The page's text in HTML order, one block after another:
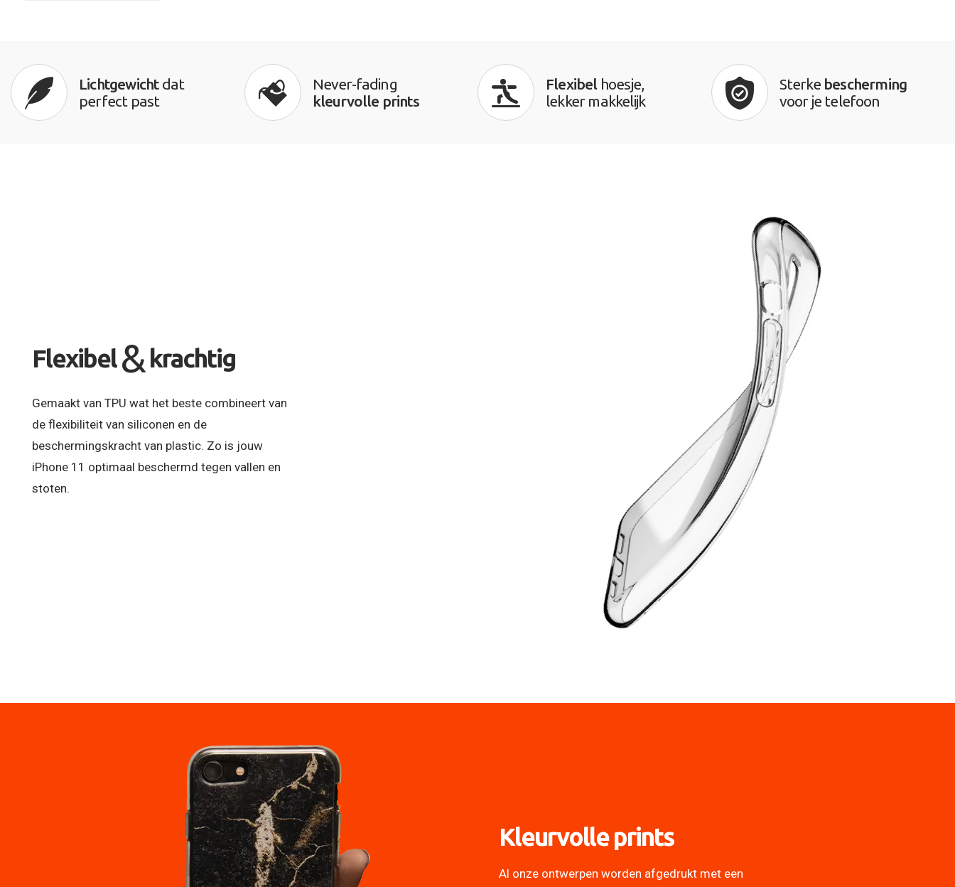
Lichtgewichtdat
perfect past
Never-fading
kleurvolle prints
Flexibelhoesje,
lekker makkelijk
Sterke bescherming
voor je telefoon
Flexibel & krachtig
Gemaakt van TPU wat het beste combineert van
de flexibiliteit van siliconen en de
beschermingskracht van plastic. Zo is jouw
iPhone 11 optimaal beschermd tegen vallen en
stoten.
Kleurvolle prints
Al onze ontwerpen worden afgedrukt met een